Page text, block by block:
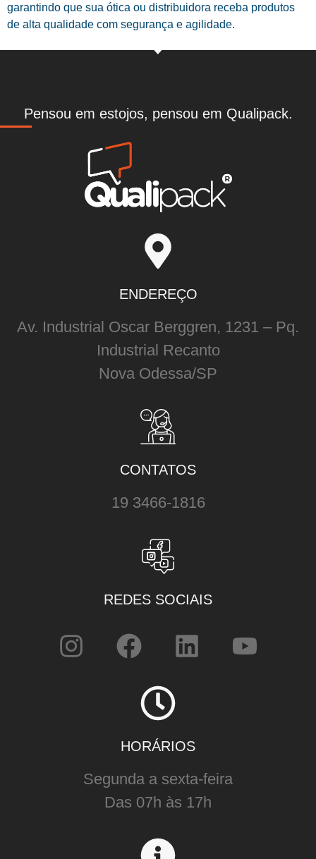
garantindo que sua ótica ou distribuidora receba produtos
de alta qualidade com segurança e agilidade.
Pensou em estojos, pensou em Qualipack.
ENDEREÇO
Av. Industrial Oscar Berggren, 1231 – Pq.
Industrial Recanto
Nova Odessa/SP
CONTATOS
19 3466-1816
REDES SOCIAIS
HORÁRIOS
Segunda a sexta-feira
Das 07h às 17h